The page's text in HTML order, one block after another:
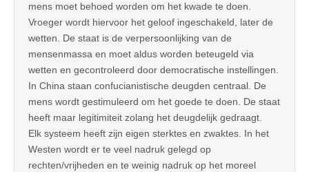
mens moet behoed worden om het kwade te doen.
Vroeger wordt hiervoor het geloof ingeschakeld, later de
wetten. De staat is de verpersoonlijking van de
mensenmassa en moet aldus worden beteugeld via
wetten en gecontroleerd door democratische instellingen.
In China staan confucianistische deugden centraal. De
mens wordt gestimuleerd om het goede te doen. De staat
heeft maar legitimiteit zolang het deugdelijk gedraagt.
Elk systeem heeft zijn eigen sterktes en zwaktes. In het
Westen wordt er te veel nadruk gelegd op
rechten/vrijheden en te weinig nadruk op het moreel